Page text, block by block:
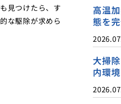
見つけたら、す
な駆除が求めら
高温
態を
大掃
内環境